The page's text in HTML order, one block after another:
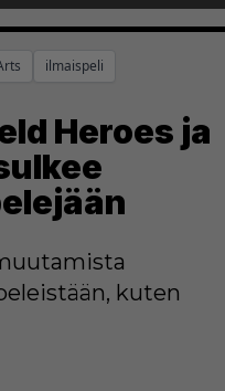
ilmaispeli
Heroes ja
kuten